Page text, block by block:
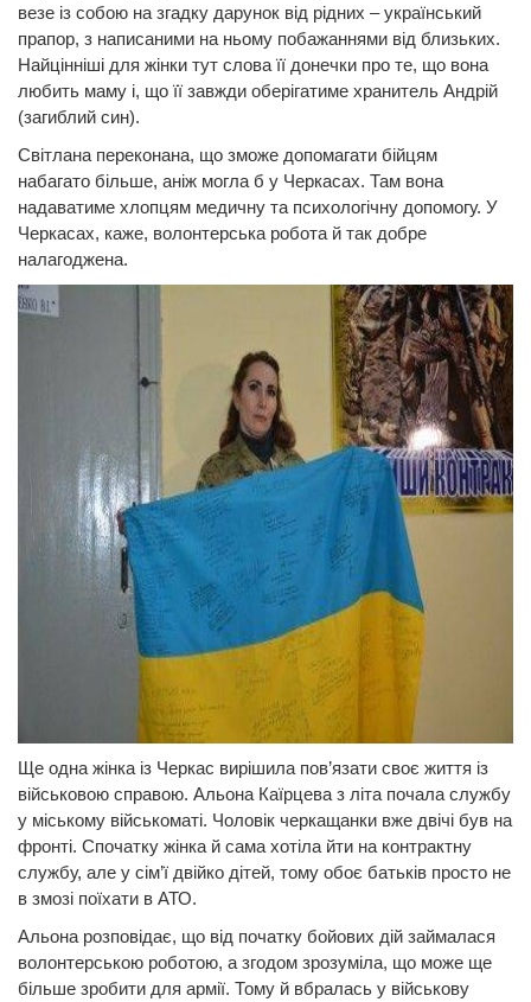
везе із собою на згадку дарунок від рідних – український
прапор, з написаними на ньому побажаннями від близьких.
Найцінніші для жінки тут слова її донечки про те, що вона
любить маму і, що її завжди оберігатиме хранитель Андрій
(загиблий син).
Світлана переконана, що зможе допомагати бійцям
набагато більше, аніж могла б у Черкасах. Там вона
надаватиме хлопцям медичну та психологічну допомогу. У
Черкасах, каже, волонтерська робота й так добре
налагоджена.
Ще одна жінка із Черкас вирішила пов’язати своє життя із
військовою справою. Альона Каїрцева з літа почала службу
у міському військоматі. Чоловік черкащанки вже двічі був на
фронті. Спочатку жінка й сама хотіла йти на контрактну
службу, але у сім’ї двійко дітей, тому обоє батьків просто не
в змозі поїхати в АТО.
Альона розповідає, що від початку бойових дій займалася
волонтерською роботою, а згодом зрозуміла, що може ще
більше зробити для армії. Тому й вбралась у військову